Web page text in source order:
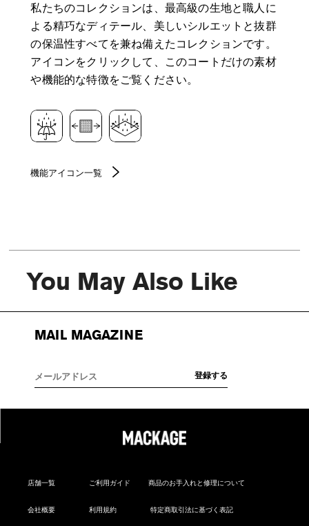
私たちのコレクションは、最高級の生地と職人に
よる精巧なディテール、美しいシルエットと抜群
の保温性すべてを兼ね備えたコレクションです。
アイコンをクリックして、このコートだけの素材
や機能的な特徴をご覧ください。
機能アイコン一覧
You May Also Like
MAIL MAGAZINE
店舗一覧 ご利用ガイド 商品のお手入れと修理について
会社概要 利用規約 特定商取引法に基づく表記